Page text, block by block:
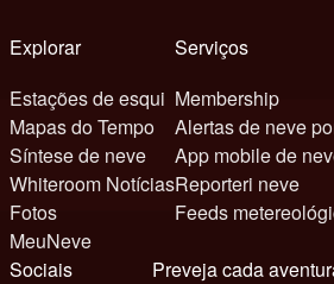
Explorar
Estações de esqui
Mapas do Tempo
Síntese de neve
Whiteroom Notícias
Fotos
MeuNeve
Serviços
Membership
Alertas de neve
App mobile de
Reporteri neve
Feeds
Sociais
Preveja cada